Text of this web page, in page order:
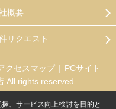
概要
リクエスト
クセスマップ
PCサイト
All rights reserved.
、サービス向上検討を目的と